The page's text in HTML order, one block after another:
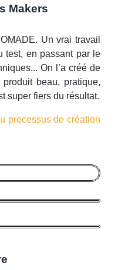
Makers
Un vrai travail
test, en passant par le
On l’a créé de
beau, pratique,
super fiers du résultat.
processus de création